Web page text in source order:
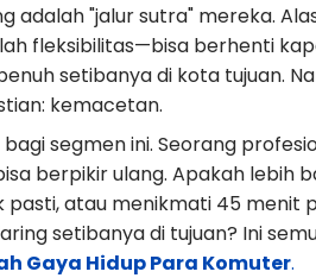
adalah "jalur sutra" mereka.
fleksibilitas—bisa berhenti
setibanya di kota tujuan.
kemacetan.
segmen ini. Seorang
berpikir ulang. Apakah lebih
atau menikmati 45 menit
setibanya di tujuan? Ini
Gaya Hidup Para Komuter.